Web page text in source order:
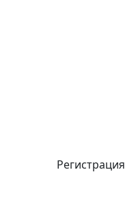
Регистрация